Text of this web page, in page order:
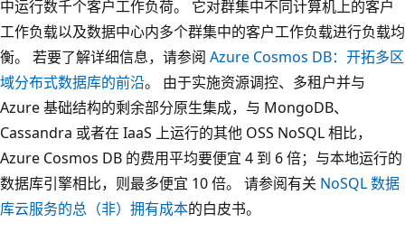
中运行数千个客户工作负荷。 它对群集中不同计算机上的客户
工作负载以及数据中心内多个群集中的客户工作负载进行负载均
衡。 若要了解详细信息，请参阅 Azure Cosmos DB：开拓多区
域分布式数据库的前沿。 由于实施资源调控、多租户并与
Azure 基础结构的剩余部分原生集成，与 MongoDB、
Cassandra 或者在 IaaS 上运行的其他 OSS NoSQL 相比，
Azure Cosmos DB 的费用平均要便宜 4 到 6 倍；与本地运行的
数据库引擎相比，则最多便宜 10 倍。 请参阅有关 NoSQL 数据
库云服务的总（非）拥有成本的白皮书。